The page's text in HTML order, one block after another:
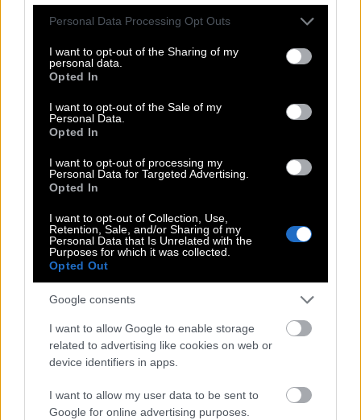
Please note that this website/app uses one or more Google
not limited to your visit or usage behaviour. You may click to
grant or deny consent to Google and its third-party tags to
use your data for below specified purposes in below Google
consent section.
Personal Data Processing Opt Outs
I want to opt-out of the Sharing of my
personal data.
Opted In
I want to opt-out of the Sale of my
Personal Data.
Opted In
I want to opt-out of processing my
Personal Data for Targeted Advertising.
Opted In
I want to opt-out of Collection, Use,
Retention, Sale, and/or Sharing of my
Personal Data that Is Unrelated with the
Purposes for which it was collected.
Opted Out
Google consents
I want to allow Google to enable storage
related to advertising like cookies on web or
device identifiers in apps.
I want to allow my user data to be sent to
Google for online advertising purposes.
πιο αποστειρωμένα.
Τέλος, μιλάμε για την πολιτική ορθότητα και το
μέγεθος που έχει πάρει, αλλά και για τα νέα
μεγάλη του αγάπη, τον Ολυμπιακό.
Δείτε το νέο επεισόδιο των «The
ΚΛΙΚers» με τον Θανάση Χειμωνά